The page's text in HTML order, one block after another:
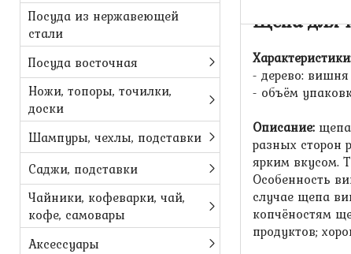
Посуда из нержавеющей
стали
Посуда восточная
Ножи, топоры, точилки,
доски
Шампуры, чехлы, подставки
Саджи, подставки
Чайники, кофеварки, чай,
кофе, самовары
Аксессуары
Щепа для
- дерево: вишня
- объём
Описание:
разных сторон
ярким вкусом.
Особенность
случае щепа
копчёностям
продуктов;